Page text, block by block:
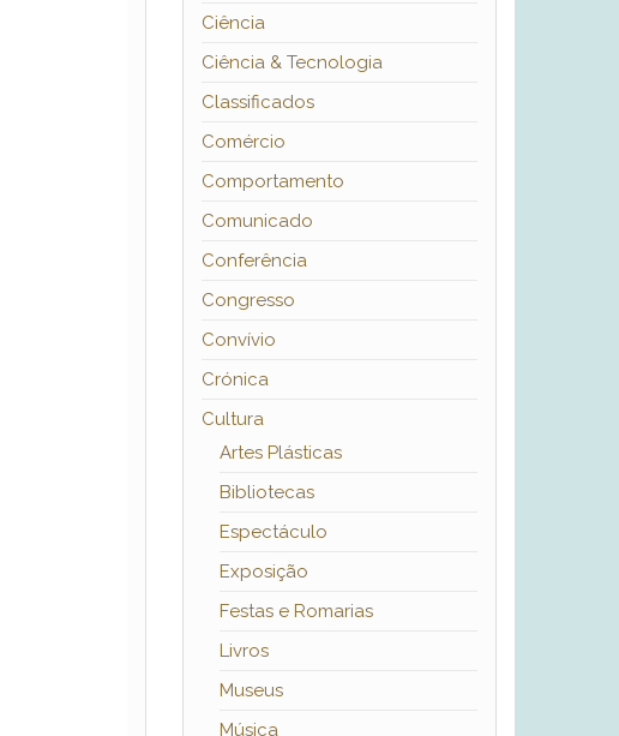
Ciência
Ciência & Tecnologia
Classificados
Comércio
Comportamento
Comunicado
Conferência
Congresso
Convívio
Crónica
Cultura
Artes Plásticas
Bibliotecas
Espectáculo
Exposição
Festas e Romarias
Livros
Museus
Música